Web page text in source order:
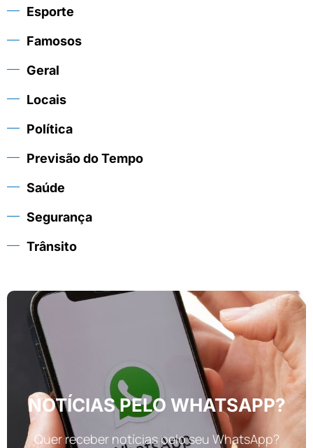
Esporte
Famosos
Geral
Locais
Política
Previsão do Tempo
Saúde
Segurança
Trânsito
NOTÍCIAS PELO WHATSAPP?
Quer receber notícias pelo seu WhatsApp?